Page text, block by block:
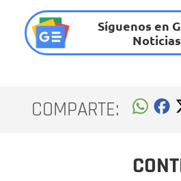
Síguenos en
Noticias
COMPARTE: